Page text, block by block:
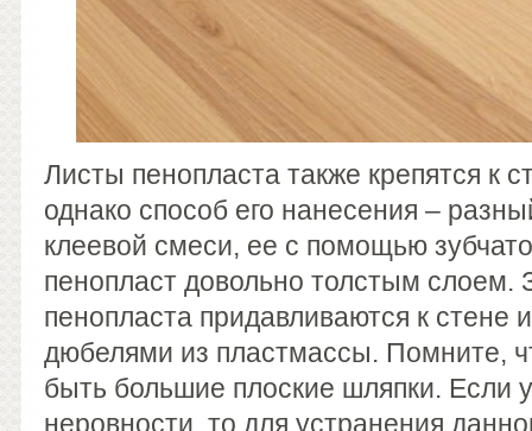
Листы пенопласта также крепятся к
однако способ его нанесения –
клеевой смеси, ее с помощью
пенопласт довольно толстым слоем.
пенопласта придавливаются к стене
дюбелями из пластмассы. Помните,
быть большие плоские шляпки. Если
неровности, то для устранения